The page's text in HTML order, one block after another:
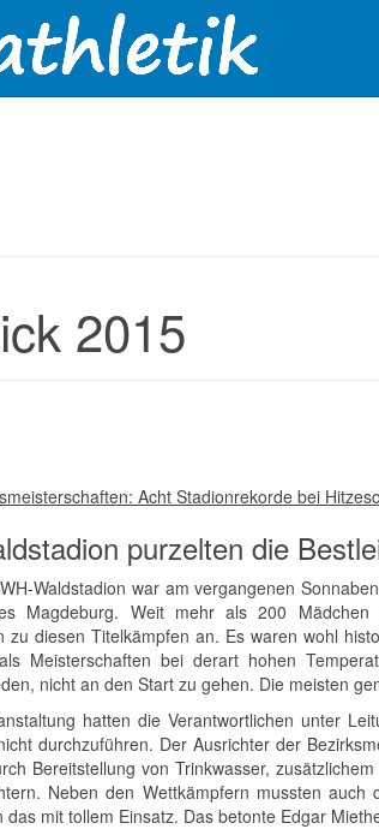
2015
Acht Stadionrekorde bei
purzelten die
Waldstadion war am vergangenen
Magdeburg. Weit mehr als 200
zu diesen Titelkämpfen an. Es waren wohl
Meisterschaften bei derart hohen
nicht an den Start zu gehen. Die meisten
hatten die Verantwortlichen unter
durchzuführen. Der Ausrichter der
Bereitstellung von Trinkwasser,
Neben den Wettkämpfern mussten
das mit tollem Einsatz. Das betonte Edgar